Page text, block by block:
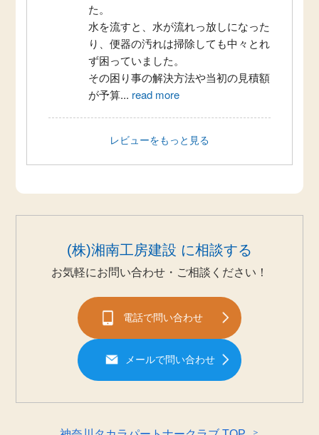
た。
水を流すと、水が流れっ放しになった
り、便器の汚れは掃除しても中々とれ
ず困っていました。
その困り事の解決方法や当初の見積額
が予算... read more
レビューをもっと見る
(株)湘南工房建設 に相談する
お気軽にお問い合わせ・ご相談ください！
電話で問い合わせ
メールで問い合わせ
＞